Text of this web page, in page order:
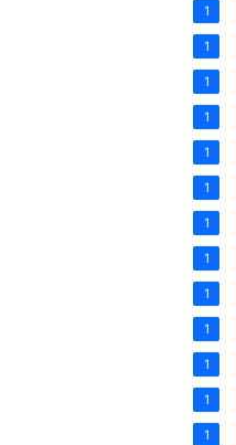
1
1
1
1
1
1
1
1
1
1
1
1
1